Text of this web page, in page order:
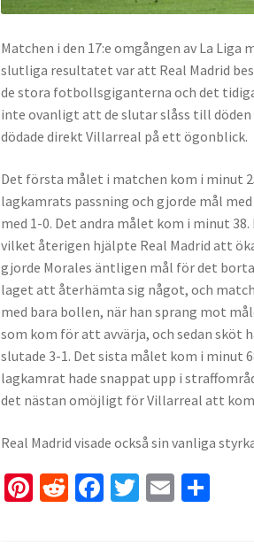
Matchen i den 17:e omgången av La
slutliga resultatet var att Real Madrid
de stora fotbollsgiganterna och det
inte ovanligt att de slutar slåss till döden
dödade direkt Villarreal på ett ögonblick.
Det första målet i matchen kom i minut
lagkamrats passning och gjorde mål
med 1-0. Det andra målet kom i minut
vilket återigen hjälpte Real Madrid att
gjorde Morales äntligen mål för det
laget att återhämta sig något, och
med bara bollen, när han sprang mot
som kom för att avvärja, och sedan sköt
slutade 3-1. Det sista målet kom i minut
lagkamrat hade snappat upp i
det nästan omöjligt för Villarreal att
Real Madrid visade också sin vanliga
Pi R Fa T E D